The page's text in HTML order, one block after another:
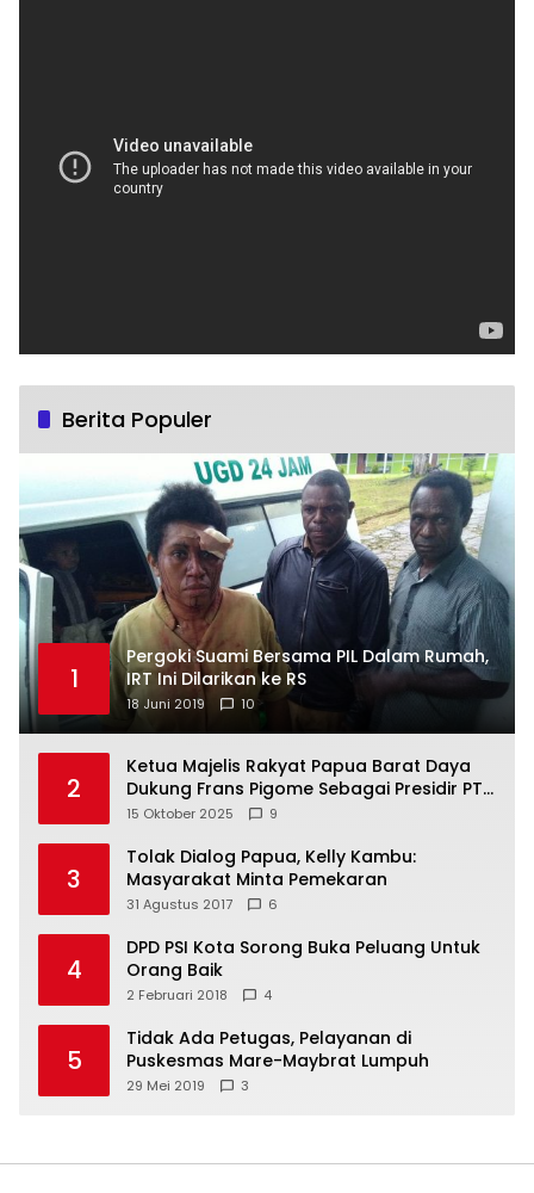
Berita Populer
1
Pergoki Suami Bersama PIL Dalam Rumah,
IRT Ini Dilarikan ke RS
18 Juni 2019 10
2
Ketua Majelis Rakyat Papua Barat Daya
Dukung Frans Pigome Sebagai Presidir PT
Freeport Indonesia
15 Oktober 2025 9
3
Tolak Dialog Papua, Kelly Kambu:
Masyarakat Minta Pemekaran
31 Agustus 2017 6
4
DPD PSI Kota Sorong Buka Peluang Untuk
Orang Baik
2 Februari 2018 4
5
Tidak Ada Petugas, Pelayanan di
Puskesmas Mare-Maybrat Lumpuh
29 Mei 2019 3